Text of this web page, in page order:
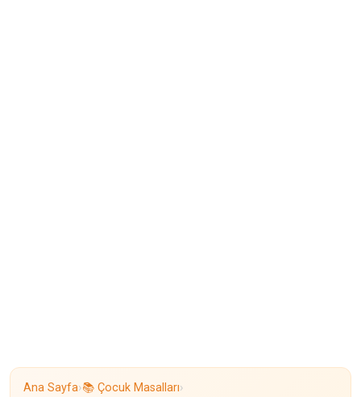
Ana Sayfa›📚 Çocuk Masalları›